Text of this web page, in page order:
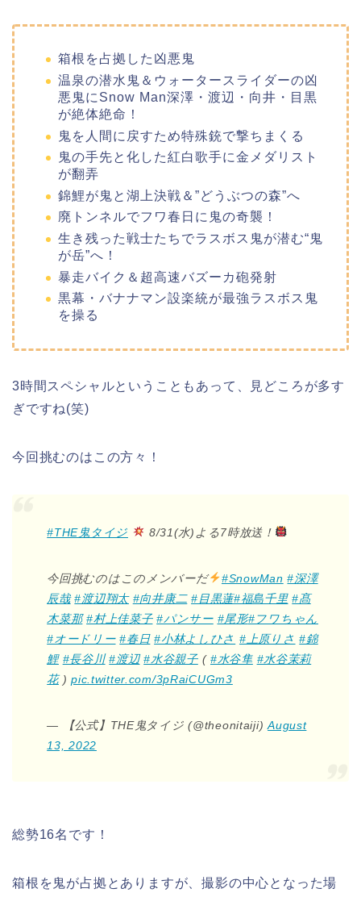
箱根を占拠した凶悪鬼
温泉の潜水鬼＆ウォータースライダーの凶
悪鬼にSnow Man深澤・渡辺・向井・目黒
が絶体絶命！
鬼を人間に戻すため特殊銃で撃ちまくる
鬼の手先と化した紅白歌手に金メダリスト
が翻弄
錦鯉が鬼と湖上決戦＆”どうぶつの森”へ
廃トンネルでフワ春日に鬼の奇襲！
生き残った戦士たちでラスボス鬼が潜む“鬼
が岳”へ！
暴走バイク＆超高速バズーカ砲発射
黒幕・バナナマン設楽統が最強ラスボス鬼
を操る
3時間スペシャルということもあって、見どころが多す
ぎですね(笑)
今回挑むのはこの方々！
#THE鬼タイジ 8/31(水)よる7時放送！
今回挑むのはこのメンバーだ #SnowMan #深澤
辰哉 #渡辺翔太 #向井康二 #目黒蓮#福島千里 #髙
木菜那 #村上佳菜子 #パンサー #尾形#フワちゃん
#オードリー #春日 #小林よしひさ #上原りさ #錦
鯉 #長谷川 #渡辺 #水谷親子( #水谷隼 #水谷茉莉
花)pic.twitter.com/3pRaiCUGm3
— 【公式】THE鬼タイジ (@theonitaiji)August
13, 2022
総勢16名です！
箱根を鬼が占拠とありますが、撮影の中心となった場